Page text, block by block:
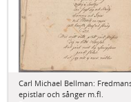
Carl Michael Bellman:
epistlar och sånger m.fl.